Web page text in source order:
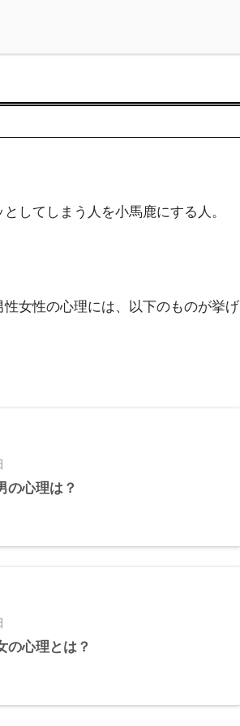
してしまう人を小馬鹿にする人。
女性の心理には、以下のものが挙げ
の心理は？
の心理とは？